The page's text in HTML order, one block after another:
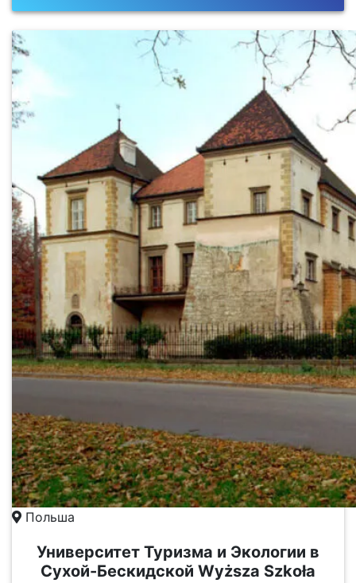
Польша
Университет Туризма и Экологии в
Сухой-Бескидской Wyższa Szkoła